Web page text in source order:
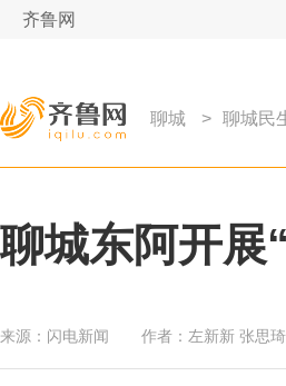
齐鲁网
聊城 > 聊城民
聊城东阿开展
来源： 闪电新闻 作者： 左新新 张思琦